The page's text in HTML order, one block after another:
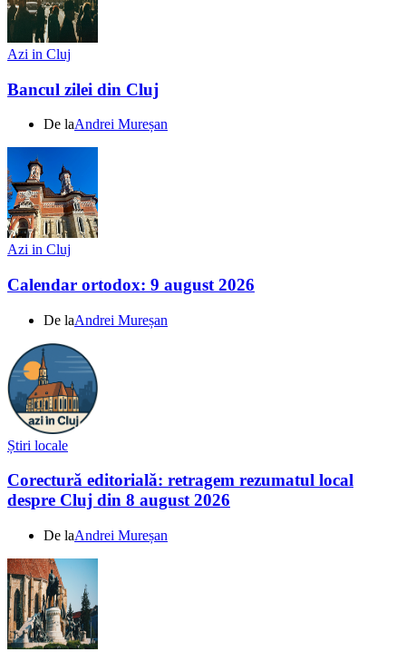
Azi in Cluj
Bancul zilei din Cluj
De laAndrei Mureșan
Azi in Cluj
Calendar ortodox: 9 august 2026
De laAndrei Mureșan
Știri locale
Corectură editorială: retragem rezumatul local
despre Cluj din 8 august 2026
De laAndrei Mureșan